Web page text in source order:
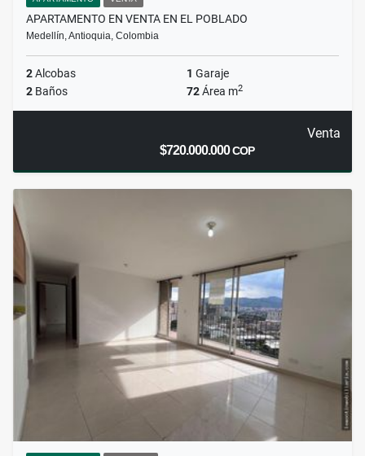
APARTAMENTO EN VENTA EN EL POBLADO
Medellín, Antioquia, Colombia
2Alcobas 1 Garaje
2 Baños 72Área m2
Venta
$720.000.000COP